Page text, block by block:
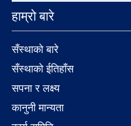
हाम्रो बारे
सँस्थाको बारे
सँस्थाको ईतिहाँस
सपना र लक्ष्य
कानुनी मान्यता